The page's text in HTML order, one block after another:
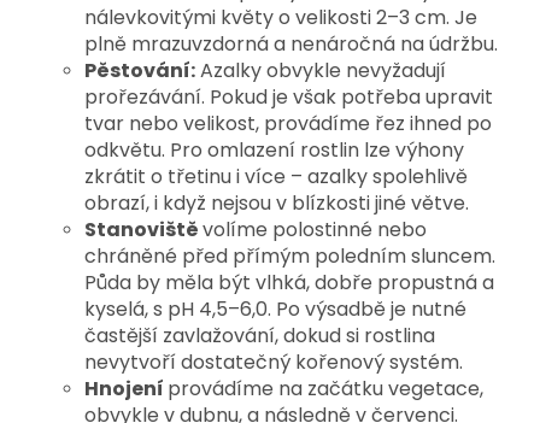
nálevkovitými květy o velikosti 2–3 cm. Je
plně mrazuvzdorná a nenáročná na údržbu.
Pěstování:Azalky obvykle nevyžadují
prořezávání. Pokud je však potřeba upravit
tvar nebo velikost, provádíme řez ihned po
odkvětu. Pro omlazení rostlin lze výhony
zkrátit o třetinu i více – azalky spolehlivě
obrazí, i když nejsou v blízkosti jiné větve.
Stanovištěvolíme polostinné nebo
chráněné před přímým poledním sluncem.
Půda by měla být vlhká, dobře propustná a
kyselá, s pH 4,5–6,0. Po výsadbě je nutné
častější zavlažování, dokud si rostlina
nevytvoří dostatečný kořenový systém.
Hnojení provádíme na začátku vegetace,
obvykle v dubnu, a následně v červenci.